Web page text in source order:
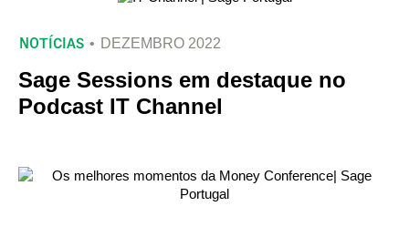
NOTÍCIAS DEZEMBRO 2022
Sage Sessions em destaque no
Podcast IT Channel